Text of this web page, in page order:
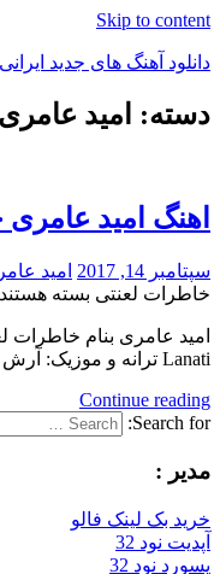
Skip to content
دانلود آهنگ های جدید ایرانی
دانلود
دسته: امید عامری
اهنگ امید
سپتامبر 14, 2017 امید
خاطرات لعنتی بسته هستند
Lanati ترانه و موزیک: آرش ای پی , تنظیم:
Continue reading
Search for:
مدیر :
خرید بک لینک فالو
آپدیت نود 32
پسورد نود 32